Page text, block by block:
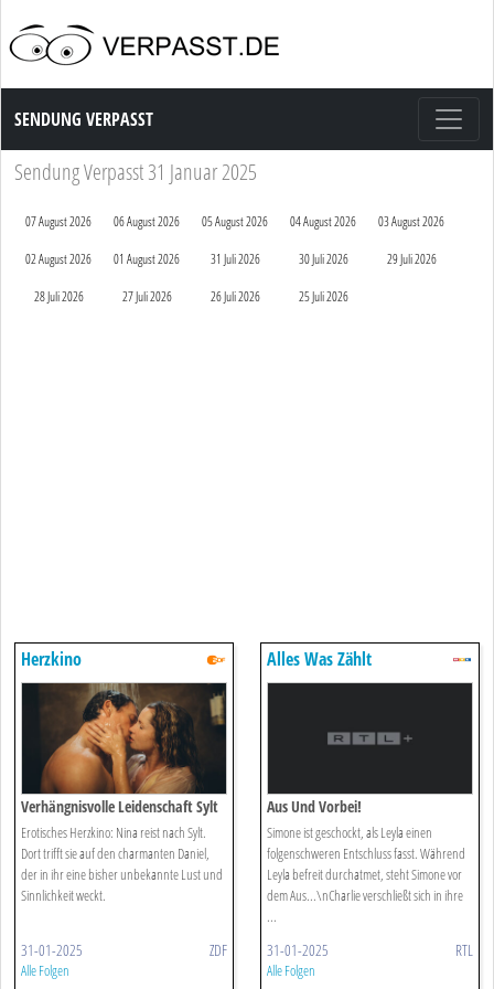
Sendung Verpasst
SENDUNG VERPASST
Sendung Verpasst 31 Januar 2025
07 August 2026 06 August 2026 05 August 2026 04 August 2026
03 August 2026
02 August 2026
01 August 2026 31 Juli 2026 30 Juli 2026
29 Juli 2026
28 Juli 2026
27 Juli 2026 26 Juli 2026 25 Juli 2026
Herzkino
Verhängnisvolle Leidenschaft Sylt
Erotisches Herzkino: Nina reist nach Sylt.
Dort trifft sie auf den charmanten Daniel,
der in ihr eine bisher unbekannte Lust und
Sinnlichkeit weckt.
31-01-2025 ZDF
Alle Folgen
Alles Was Zählt
Aus Und Vorbei!
Simone ist geschockt, als Leyla einen
folgenschweren Entschluss fasst. Während
Leyla befreit durchatmet, steht Simone vor
dem Aus...\nCharlie verschließt sich in ihre
...
31-01-2025 RTL
Alle Folgen